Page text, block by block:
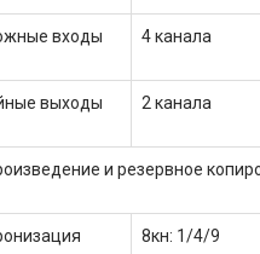
входы 4 канала
выходы 2 канала
и резервное
8кн: 1/4/9